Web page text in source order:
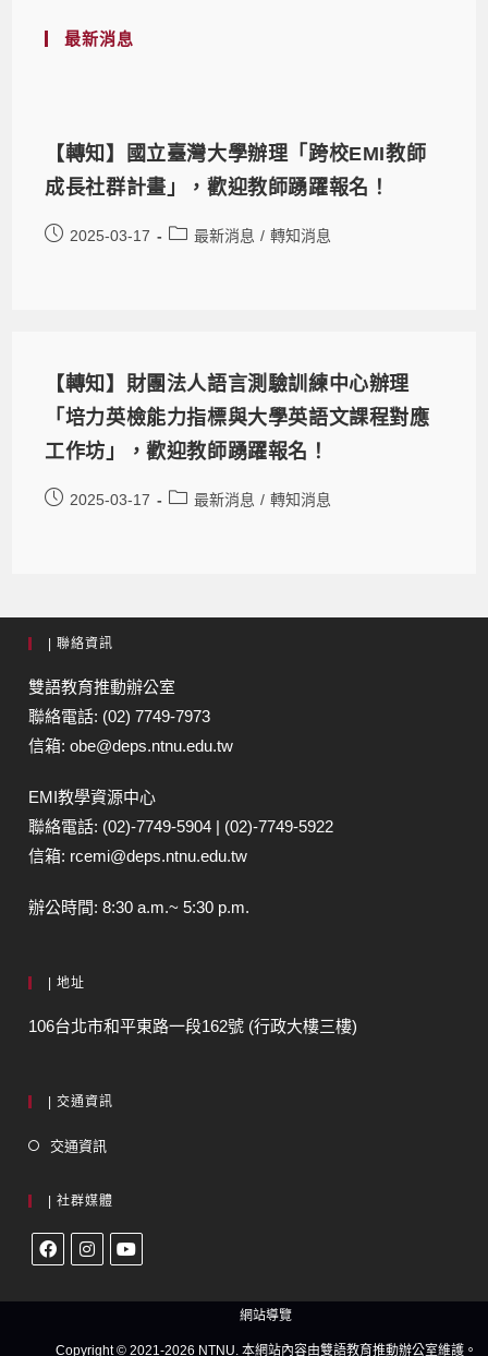
最新消息
【轉知】國立臺灣大學辦理「跨校EMI教師
成長社群計畫」，歡迎教師踴躍報名！
2025-03-17 最新消息 / 轉知消息
【轉知】財團法人語言測驗訓練中心辦理
「培力英檢能力指標與大學英語文課程對應
工作坊」，歡迎教師踴躍報名！
2025-03-17 最新消息 / 轉知消息
| 聯絡資訊
雙語教育推動辦公室
聯絡電話: (02) 7749-7973
信箱: obe@deps.ntnu.edu.tw
EMI教學資源中心
聯絡電話: (02)-7749-5904 | (02)-7749-5922
信箱: rcemi@deps.ntnu.edu.tw
辦公時間: 8:30 a.m.~ 5:30 p.m.
| 地址
106台北市和平東路一段162號 (行政大樓三樓)
| 交通資訊
交通資訊
| 社群媒體
網站導覽
Copyright © 2021-2026 NTNU. 本網站內容由雙語教育推動辦公室維護。